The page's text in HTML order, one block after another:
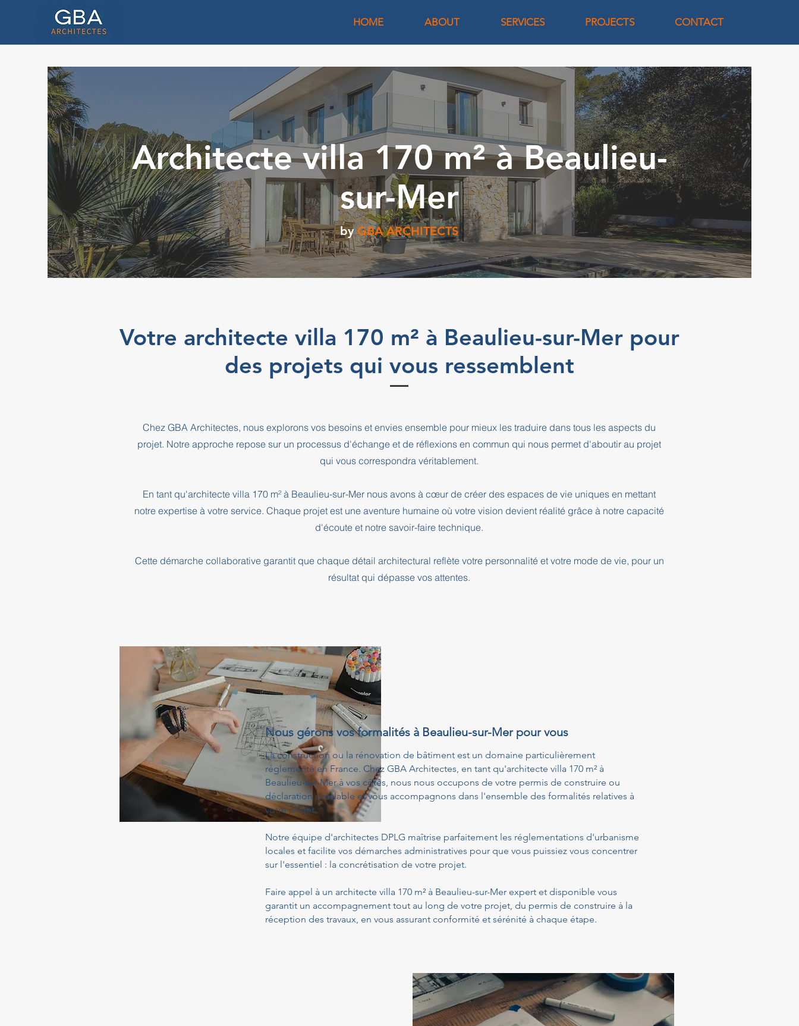
HOME ABOUT SERVICES PROJECTS CONTACT
Architecte villa 170 m² à Beaulieu-
sur-Mer
by GBA ARCHITECTS
Votre architecte villa 170 m² à Beaulieu-sur-Mer pour
des projets qui vous ressemblent
Chez GBA Architectes, nous explorons vos besoins et envies ensemble pour mieux les traduire dans tous les aspects du
projet. Notre approche repose sur un processus d'échange et de réflexions en commun qui nous permet d'aboutir au projet
qui vous correspondra véritablement.
En tant qu'architecte villa 170 m² à Beaulieu-sur-Mer nous avons à cœur de créer des espaces de vie uniques en mettant
notre expertise à votre service. Chaque projet est une aventure humaine où votre vision devient réalité grâce à notre capacité
d'écoute et notre savoir-faire technique.
Cette démarche collaborative garantit que chaque détail architectural reflète votre personnalité et votre mode de vie, pour un
résultat qui dépasse vos attentes.
Nous gérons vos formalités à Beaulieu-sur-Mer pour vous
La construction ou la rénovation de bâtiment est un domaine particulièrement
réglementé en France. Chez GBA Architectes, en tant qu'architecte villa 170 m² à
Beaulieu-sur-Mer à vos côtés, nous nous occupons de votre permis de construire ou
déclaration préalable et vous accompagnons dans l'ensemble des formalités relatives à
votre projet.
Notre équipe d'architectes DPLG maîtrise parfaitement les réglementations d'urbanisme
locales et facilite vos démarches administratives pour que vous puissiez vous concentrer
sur l'essentiel : la concrétisation de votre projet.
Faire appel à un architecte villa 170 m² à Beaulieu-sur-Mer expert et disponible vous
garantit un accompagnement tout au long de votre projet, du permis de construire à la
réception des travaux, en vous assurant conformité et sérénité à chaque étape.